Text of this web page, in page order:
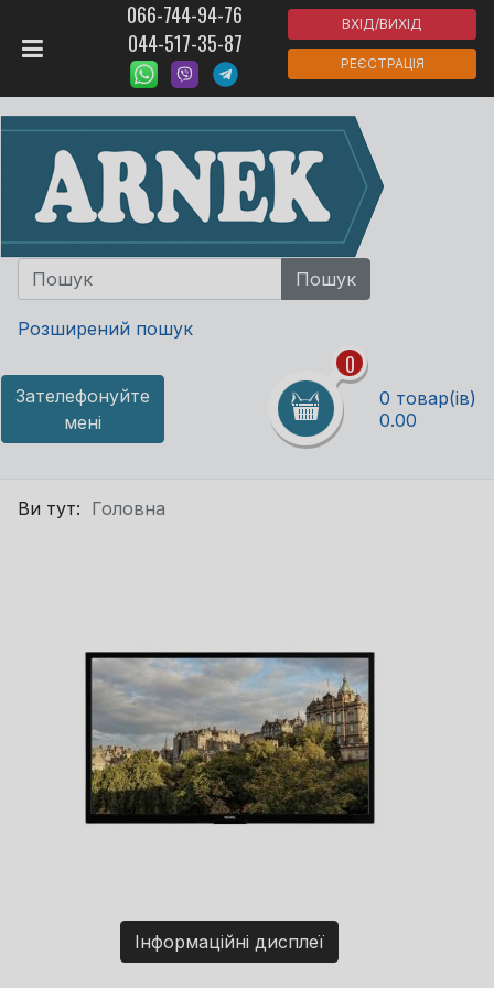
066-744-94-76
044-517-35-87
ВХІД/ВИХІД
РЕЄСТРАЦІЯ
Розширений пошук
Зателефонуйте
мені
0
0 товар(ів)
0.00
Ви тут: Головна
Інформаційні дисплеї